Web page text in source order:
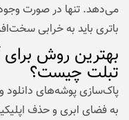
می‌دهد. تنها در صورت
باتری باید به خرابی
بهترین روش
تبلت چیست؟
پاک‌سازی پوشه‌های
به فضای ابری و حذف